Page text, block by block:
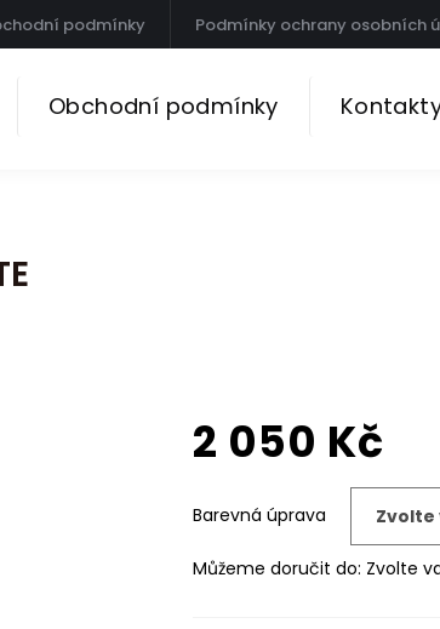
podmínky Podmínky ochrany osobních
Obchodní podmínky
2 050 Kč
cena:
Barevná úprava
Můžeme doručit do: Zvolte